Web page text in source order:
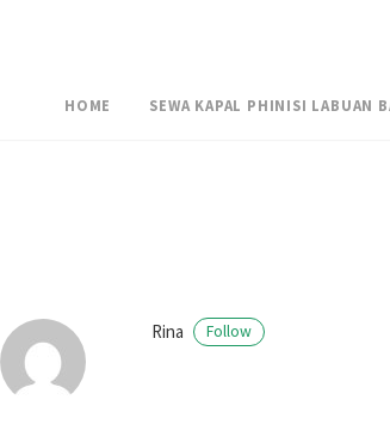
HOME SEWA KAPAL PHINISI LABUAN
Rina
Follow